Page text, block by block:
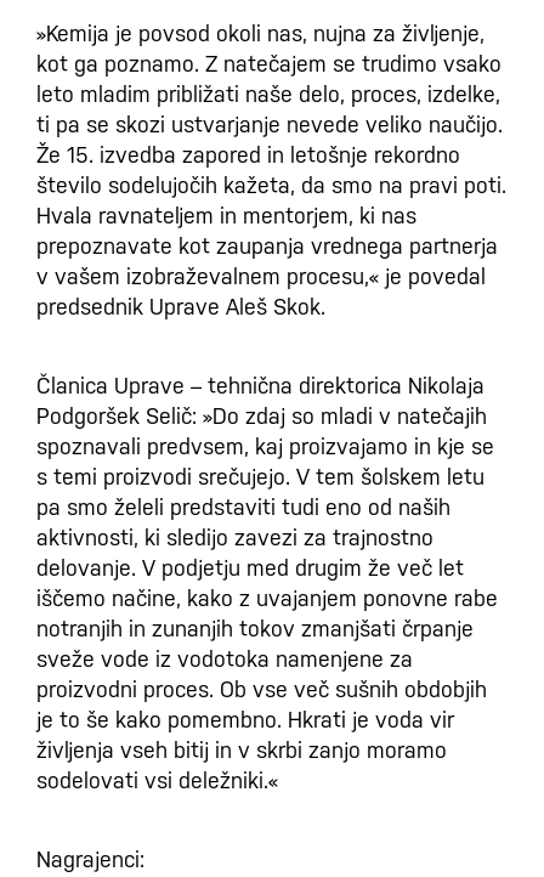
»Kemija je povsod okoli nas, nujna za življenje,
kot ga poznamo. Z natečajem se trudimo vsako
leto mladim približati naše delo, proces, izdelke,
ti pa se skozi ustvarjanje nevede veliko naučijo.
Že 15. izvedba zapored in letošnje rekordno
število sodelujočih kažeta, da smo na pravi poti.
Hvala ravnateljem in mentorjem, ki nas
prepoznavate kot zaupanja vrednega partnerja
v vašem izobraževalnem procesu,« je povedal
predsednik Uprave Aleš Skok.
Članica Uprave – tehnična direktorica Nikolaja
Podgoršek Selič: »Do zdaj so mladi v natečajih
spoznavali predvsem, kaj proizvajamo in kje se
s temi proizvodi srečujejo. V tem šolskem letu
pa smo želeli predstaviti tudi eno od naših
aktivnosti, ki sledijo zavezi za trajnostno
delovanje. V podjetju med drugim že več let
iščemo načine, kako z uvajanjem ponovne rabe
notranjih in zunanjih tokov zmanjšati črpanje
sveže vode iz vodotoka namenjene za
proizvodni proces. Ob vse več sušnih obdobjih
je to še kako pomembno. Hkrati je voda vir
življenja vseh bitij in v skrbi zanjo moramo
sodelovati vsi deležniki.«
Nagrajenci: